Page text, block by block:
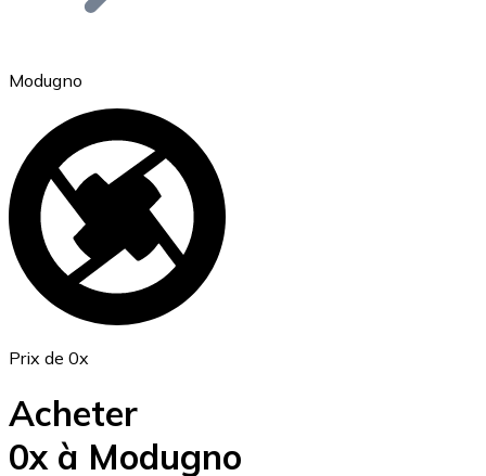
Ethereum
ETH
Modugno
Prix de 0x
Acheter
0x à Modugno